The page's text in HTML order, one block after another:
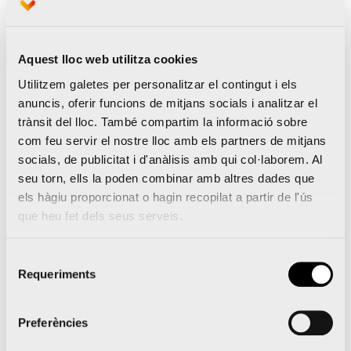
Aquest lloc web utilitza cookies
Utilitzem galetes per personalitzar el contingut i els
anuncis, oferir funcions de mitjans socials i analitzar el
trànsit del lloc. També compartim la informació sobre
com feu servir el nostre lloc amb els partners de mitjans
socials, de publicitat i d'anàlisis amb qui col·laborem. Al
seu torn, ells la poden combinar amb altres dades que
els hàgiu proporcionat o hagin recopilat a partir de l'ús
que heu fet dels seus serveis.
Requeriments
Preferències
com a “corredors infractors”.
infractors” per l’organització el dia de la prova
seran apartats, identificats i expulsats pel
personal de seguretat de la prova, en l’exercici
de les seues facultats, i obtindran d’estos dades
dades d’identificació, fotografies, etc., que seran
utilitzades amb la finalitat d’emprendre les
accions legals que corresponguen a este efecte.
siguen els voluntaris de l’esdeveniment els qui
hagen d’assumir esta funció
A més,els “‘corredors infractors’ rebran les